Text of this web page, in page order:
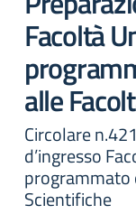
Facoltà
alle
Circolare
d’ingresso
programmato
Scientifiche